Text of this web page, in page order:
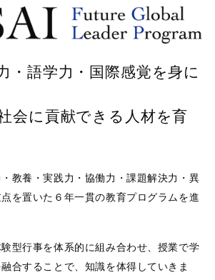
・語学力・国際感覚を身に
会に貢献できる人材を育
教養・実践力・協働力・課題解決力・異
を置いた６年一貫の教育プログラムを進
型行事を体系的に組み合わせ、授業で学
合することで、知識を体得していきま